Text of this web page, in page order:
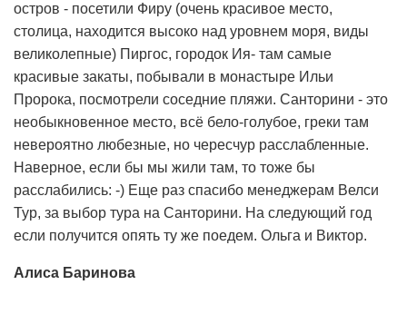
остров - посетили Фиру (очень красивое место,
столица, находится высоко над уровнем моря, виды
великолепные) Пиргос, городок Ия- там самые
красивые закаты, побывали в монастыре Ильи
Пророка, посмотрели соседние пляжи. Санторини - это
необыкновенное место, всё бело-голубое, греки там
невероятно любезные, но чересчур расслабленные.
Наверное, если бы мы жили там, то тоже бы
расслабились: -) Еще раз спасибо менеджерам Велси
Тур, за выбор тура на Санторини. На следующий год
если получится опять ту же поедем. Ольга и Виктор.
Алиса Баринова